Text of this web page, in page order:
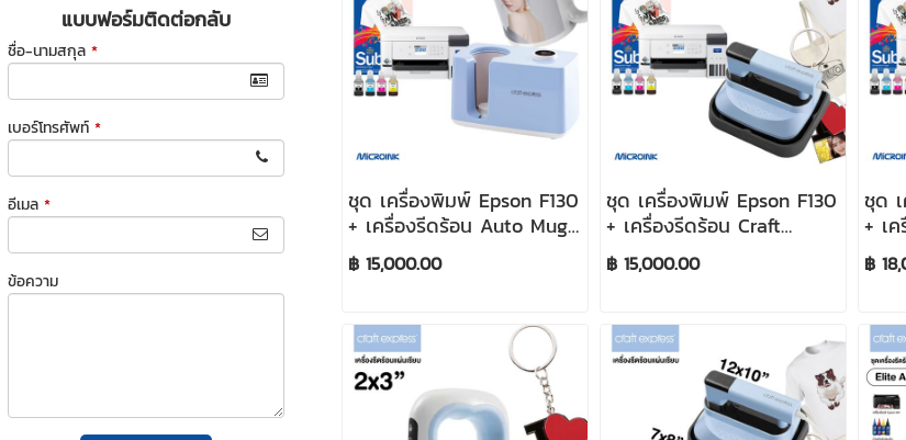
แบบฟอร์มติดต่อกลับ
ชื่อ-นามสกุล *
เบอร์โทรศัพท์ *
อีเมล *
ข้อความ
ชุด เครื่องพิมพ์ Epson F130
+ เครื่องรีดร้อน Auto Mug
Press
฿ 15,000.00
ชุด เครื่องพิมพ์ Epson F130
+ เครื่องรีดร้อน Craft
Express 10"x12"
฿ 15,000.00
ชุด
+ เ
฿